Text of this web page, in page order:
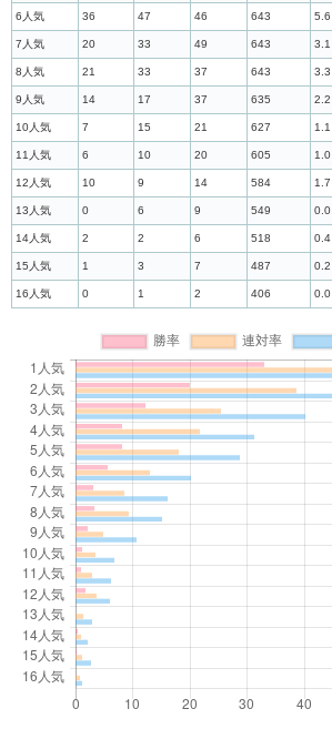
6人気 36 47 46 643 5.6
7人気 20 33 49 643 3.1
8人気 21 33 37 643 3.3
9人気 14 17 37 635 2.2
10人気 7 15 21 627 1.1
11人気 6 10 20 605 1.0
12人気 10 9 14 584 1.7
13人気 0 6 9 549 0.0
14人気 2 2 6 518 0.4
15人気 1 3 7 487 0.2
16人気 0 1 2 406 0.0